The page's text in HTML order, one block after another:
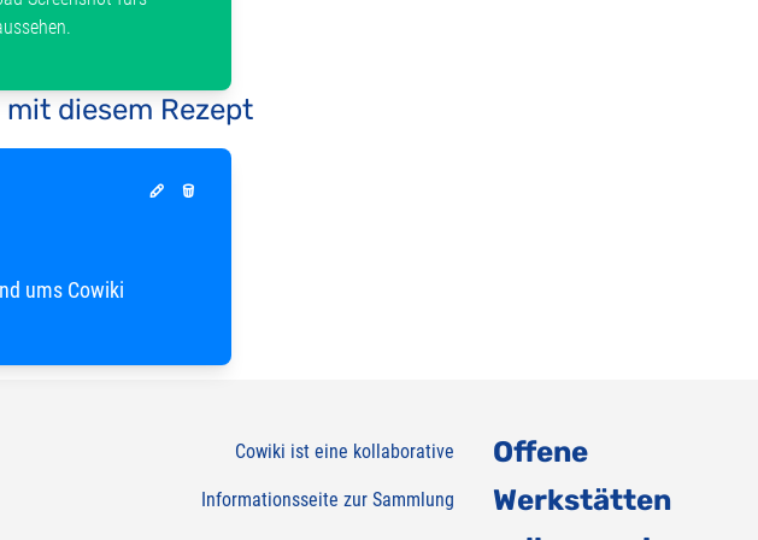
diesem Rezept
ums Cowiki
Cowiki ist eine kollaborative
Informationsseite zur Sammlung
Offene
Werkstätten